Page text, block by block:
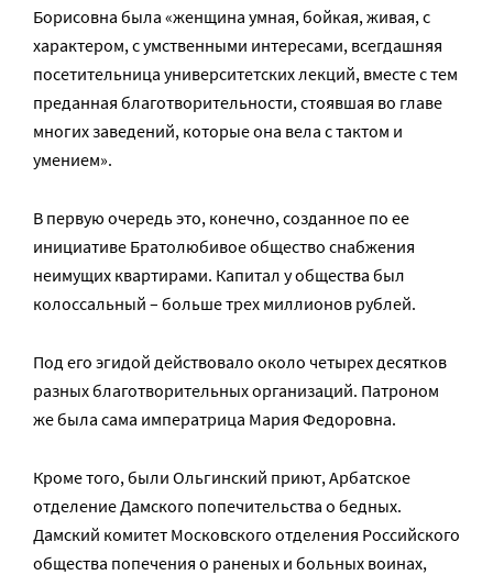
Борисовна была «женщина умная, бойкая, живая, с
характером, с умственными интересами, всегдашняя
посетительница университетских лекций, вместе с тем
преданная благотворительности, стоявшая во главе
многих заведений, которые она вела с тактом и
умением».
В первую очередь это, конечно, созданное по ее
инициативе Братолюбивое общество снабжения
неимущих квартирами. Капитал у общества был
колоссальный – больше трех миллионов рублей.
Под его эгидой действовало около четырех десятков
разных благотворительных организаций. Патроном
же была сама императрица Мария Федоровна.
Кроме того, были Ольгинский приют, Арбатское
отделение Дамского попечительства о бедных.
Дамский комитет Московского отделения Российского
общества попечения о раненых и больных воинах,